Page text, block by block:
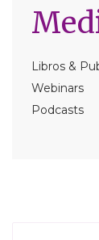
Libros &
Webinars
Podcasts